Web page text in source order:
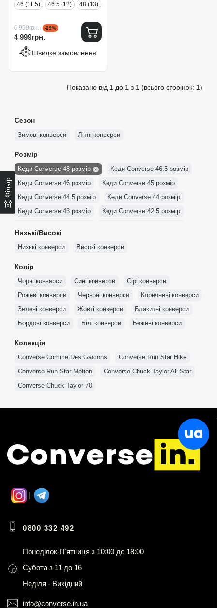
Фільтр
46 (11.5)
46.5 (12) 48 (13)
6 999грн. -29%
4 999грн.
Швидке замовлення
Показано від 1 до 1 з 1 (всього сторінок: 1)
Сезон
Зимові конверси Літні конверси
Розмір
Кеди Converse 48 розмір
Кеди Converse 46.5 розмір
Кеди Converse 46 розмір
Кеди Converse 45 розмір
Кеди Converse 44.5 розмір
Кеди Converse 44 розмір
Кеди Converse 43 розмір
Кеди Converse 42.5 розмір
Кеди Converse 38 розмір
Кеди Converse 37 розмір
Кеди Converse 36.5 розмір
Кеди Converse 36 розмір
Кеди Converse 35 розмір
Низькі/Високі
Низькі конверси Високі конверси
Колір
Чорні конверси Сині конверси
Сірі конверси
Рожеві конверси
Червоні конверси
Коричневі конверси
Зелені конверси
Жовті конверси
Блакитні конверси
Бордові конверси
Білі конверси Бежеві конверси
Колекція
Converse Comme Des Garcons
Converse Run Star Hike
Converse Run Star Motion
Converse Chuck Taylor All Star
Converse Chuck Taylor 70
0800 332 492
Понеділок-Пʼятниця з 10:00 до 18:00
Субота з 11 до 16
Неділя - Вихідний
info@converse.in.ua